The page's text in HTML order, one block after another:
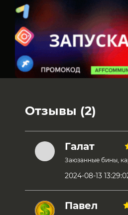
Отзывы (2)
Галат
Заюзанные бины,
2024-08-13
Павел